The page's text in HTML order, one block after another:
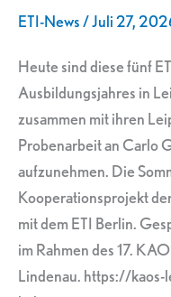
ETI-News/Juli 27,
Heute sind diese fünf
Ausbildungsjahres in
zusammen mit ihren
Probenarbeit an Carlo
aufzunehmen. Die
Kooperationsprojekt
mit dem ETI Berlin.
im Rahmen des 17.
Lindenau. https://